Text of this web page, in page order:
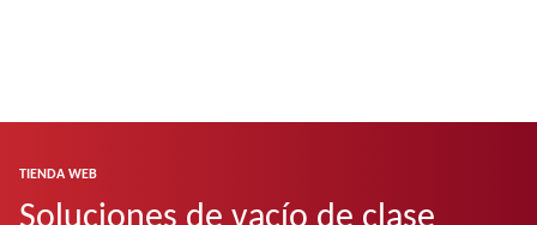
TIENDA WEB
Soluciones de vacío de clase